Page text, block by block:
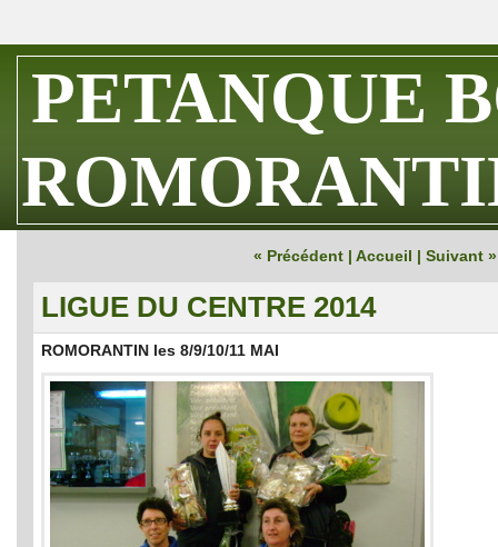
PETANQUE
« Précédent |Accueil |Suivant »
LIGUE DU CENTRE 2014
ROMORANTIN les 8/9/10/11 MAI